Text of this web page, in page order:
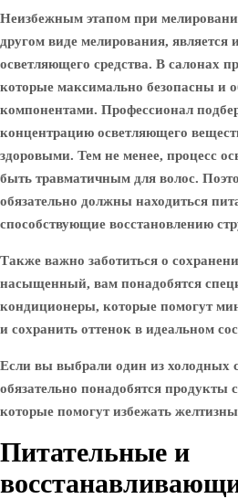
Неизбежным этапом при
другом виде мелирования, является
осветляющего средства. В салонах
которые максимально безопасны
компонентами. Профессионал
концентрацию осветляющего
здоровыми. Тем не менее, процесс
быть травматичным для волос.
обязательно должны находиться
способствующие восстановлению
Также важно заботиться о
насыщенный, вам понадобятся
кондиционеры, которые помогут
и сохранить оттенок в идеальном
Если вы выбрали один из холодных
обязательно понадобятся
которые помогут избежать
Питательные и